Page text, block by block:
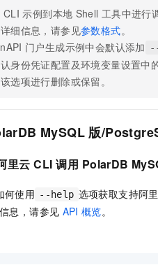
CLI 示例到本地 Shell 工具中进行
细信息，请参见参数格式。
门户生成示例中会默认添加
身份凭证配置及环境变量设置中
选项进行删除或保留。
MySQL 版/
里云 CLI 调用 PolarDB
何使用 --help 选项获取支持阿
息，请参见 API 概览。